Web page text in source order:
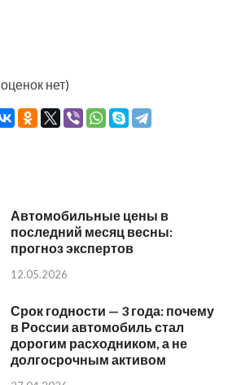
нет)
Автомобильные цены в
последний месяц весны:
прогноз экспертов
12.05.2026
Срок годности — 3 года: почему
в России автомобиль стал
дорогим расходником, а не
долгосрочным активом